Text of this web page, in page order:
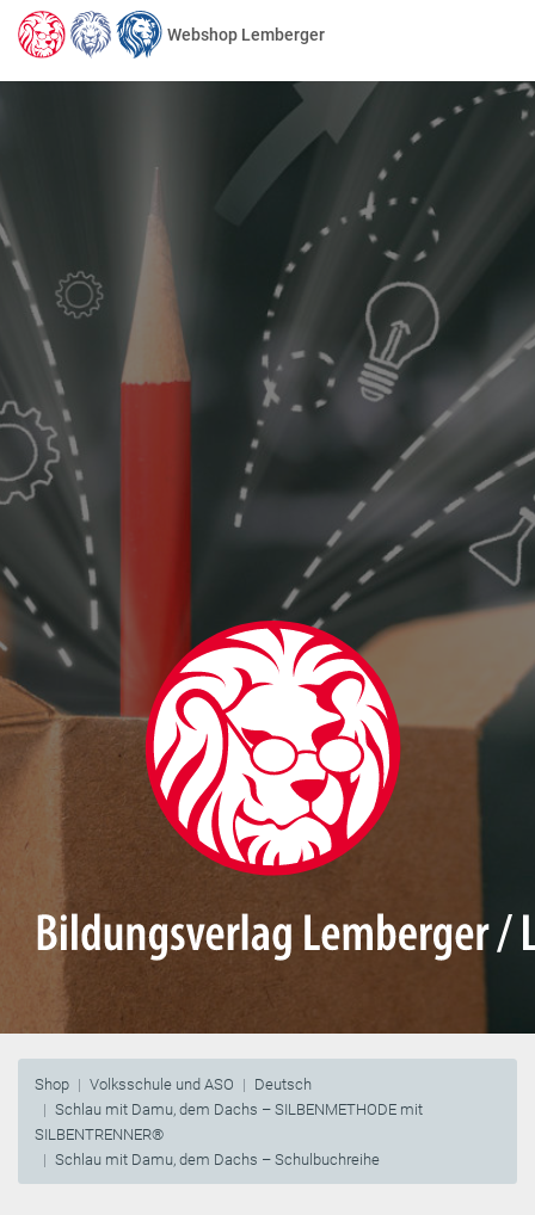
Webshop Lemberger
Shop Volksschule und ASO
Deutsch
Schlau mit Damu, dem Dachs – SILBENMETHODE mit
SILBENTRENNER®
Schlau mit Damu, dem Dachs – Schulbuchreihe